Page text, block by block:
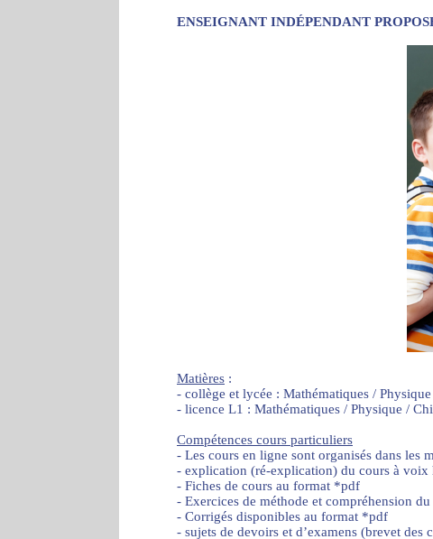
ENSEIGNANT INDÉPENDANT
Matières :
- collège et lycée : Mathématiques /
- licence L1 : Mathématiques / Physique /
Compétences cours particuliers
- Les cours en ligne sont organisés dans les
- explication (ré-explication) du cours à voix
- Fiches de cours au format *pdf
- Exercices de méthode et compréhension
- Corrigés disponibles au format *pdf
- sujets de devoirs et d’examens (brevet